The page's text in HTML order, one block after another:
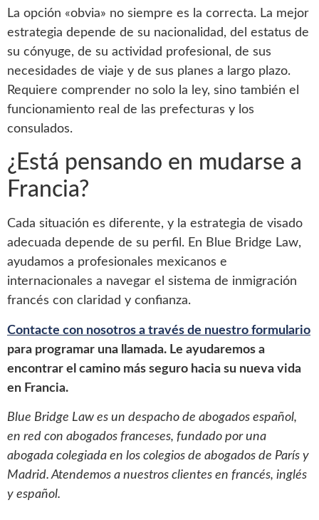
La opción «obvia» no siempre es la correcta. La mejor
estrategia depende de su nacionalidad, del estatus de
su cónyuge, de su actividad profesional, de sus
necesidades de viaje y de sus planes a largo plazo.
Requiere comprender no solo la ley, sino también el
funcionamiento real de las prefecturas y los
consulados.
¿Está pensando en mudarse a
Francia?
Cada situación es diferente, y la estrategia de visado
adecuada depende de su perfil. En Blue Bridge Law,
ayudamos a profesionales mexicanos e
internacionales a navegar el sistema de inmigración
francés con claridad y confianza.
Contacte con nosotros a través de nuestro formulario
para programar una llamada. Le ayudaremos a
encontrar el camino más seguro hacia su nueva vida
en Francia.
Blue Bridge Law es un despacho de abogados español,
en red con abogados franceses, fundado por una
abogada colegiada en los colegios de abogados de París y
Madrid. Atendemos a nuestros clientes en francés, inglés
y español.